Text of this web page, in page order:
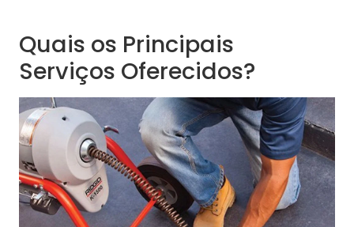
Quais os Principais
Serviços Oferecidos?